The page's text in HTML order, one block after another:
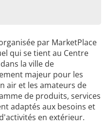
par MarketPlace
qui se tient au Centre
la ville de
majeur pour les
air et les amateurs de
de produits, services
adaptés aux besoins et
en extérieur.